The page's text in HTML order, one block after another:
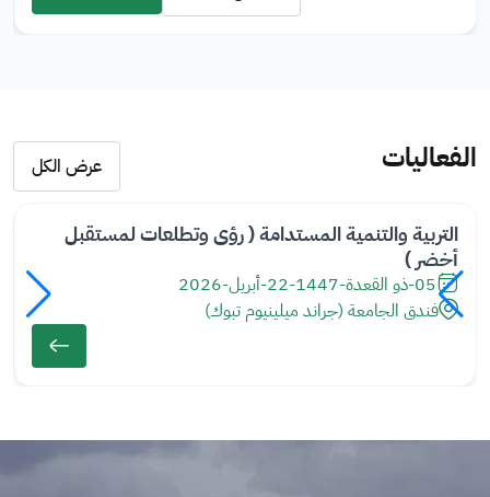
الفعاليات عرض الكل
التربية والتنمية المستدامة ( رؤى وتطلعات لمستقبل
أخضر )
05-ذو القعدة-1447 -22-أبريل-2026
فندق الجامعة (جراند ميلينيوم تبوك)